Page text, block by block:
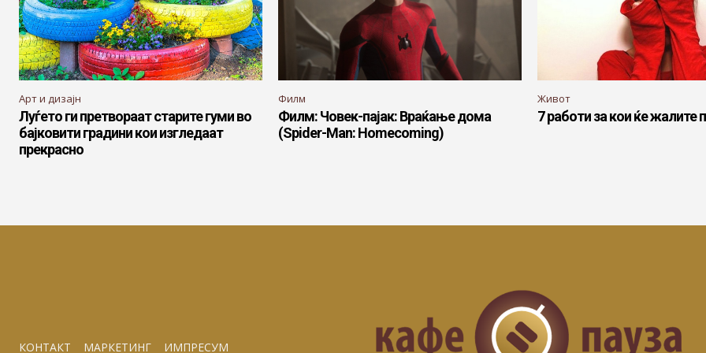
Арт и дизајн
Луѓето ги претвораат старите гуми во
бајковити градини кои изгледаат
прекрасно
Филм
Филм: Човек-пајак: Враќање дома
(Spider-Man: Homecoming)
Живот
7 работи за кои ќе жалите
КОНТАКТ МАРКЕТИНГ ИМПРЕСУМ